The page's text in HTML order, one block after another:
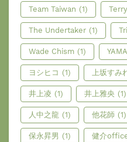
Team Taiwan (1)
The Undertaker (1)
Wade Chism (1)
ヨシヒコ (1) 上坂すみ
井上凌 (1) 井上雅央 (1)
人中之龍 (1) 他花師 (1)
保永昇男 (1) 健介